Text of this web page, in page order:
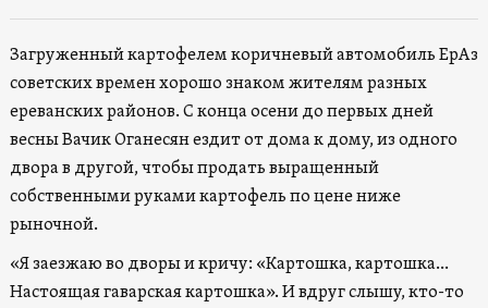
Загруженный картофелем коричневый автомобиль ЕрАз
советских времен хорошо знаком жителям разных
ереванских районов. С конца осени до первых дней
весны Вачик Оганесян ездит от дома к дому, из одного
двора в другой, чтобы продать выращенный
собственными руками картофель по цене ниже
рыночной.
«Я заезжаю во дворы и кричу: «Картошка, картошка…
Настоящая гаварская картошка». И вдруг слышу, кто-то